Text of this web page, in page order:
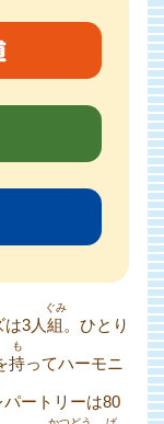
は3人組 。 ひとり
持ってハーモニ
パートリーは80